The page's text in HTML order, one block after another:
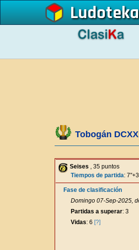
Ludoteka
Tobogán
Seises , 35 puntos
Tiempos de partida:
Fase de clasificación
Domingo 07-Sep-2025,
Partidas a superar: 3
Vidas: 6 [?]